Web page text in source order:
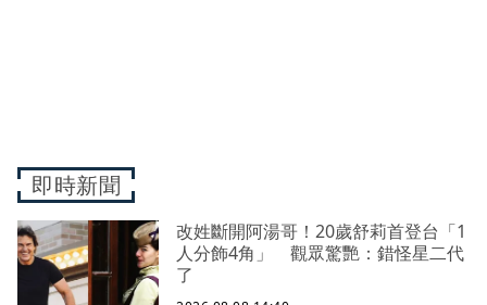
即時新聞
改姓斷開阿湯哥！20歲舒莉首登台「1
人分飾4角」 觀眾驚艷：錯怪星二代
了